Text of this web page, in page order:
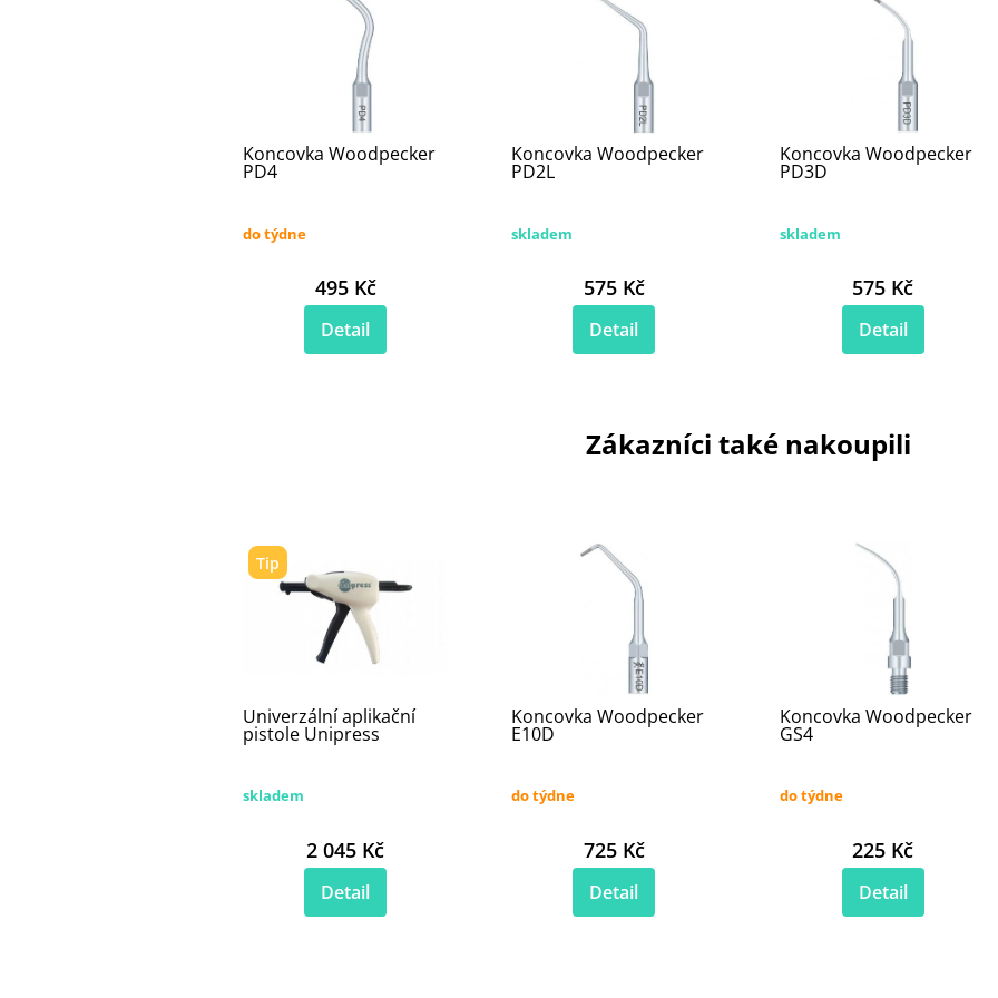
Koncovka Woodpecker
PD4
do týdne
495 Kč
Detail
Koncovka Woodpecker
PD2L
skladem
575 Kč
Detail
Koncovka Woodpecker
PD3D
skladem
575 Kč
Detail
Zákazníci také nakoupili
Tip
Univerzální aplikační
pistole Unipress
skladem
2 045 Kč
Detail
Koncovka Woodpecker
E10D
do týdne
725 Kč
Detail
Koncovka Woodpecker
GS4
do týdne
225 Kč
Detail